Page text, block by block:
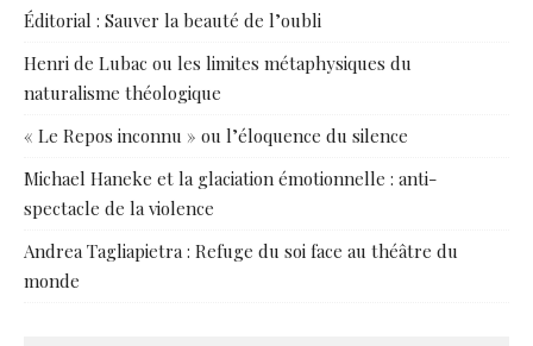
Éditorial : Sauver la beauté de l’oubli
Henri de Lubac ou les limites métaphysiques du
naturalisme théologique
« Le Repos inconnu » ou l’éloquence du silence
Michael Haneke et la glaciation émotionnelle : anti-
spectacle de la violence
Andrea Tagliapietra : Refuge du soi face au théâtre du
monde